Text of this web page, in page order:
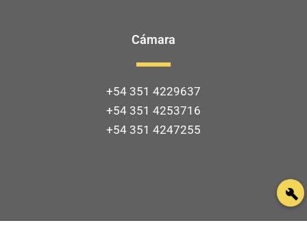
Cámara
+54 351 4229637
+54 351 4253716
+54 351 4247255